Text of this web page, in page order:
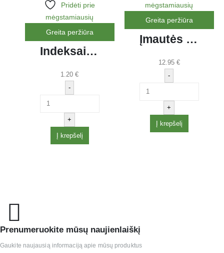
Pridėti prie
mėgstamiausių
Greita peržiūra
Indeksai žymekliai OFFICE PRODUCTS, 25 x 43 mm, plastikiniai, 50 lap., neoninė žalia sp.
1.20€
-
+
Į krepšelį
mėgstamiausių
Greita peržiūra
Įmautės BANTEX, A4, matinės, 220 x 300 mm, plačios, pakuotė 50 vnt.
12.95 €
-
+
Į krepšelį
Prenumeruokite mūsų naujienlaiškį
Gaukite naujausią informaciją apie mūsų produktus